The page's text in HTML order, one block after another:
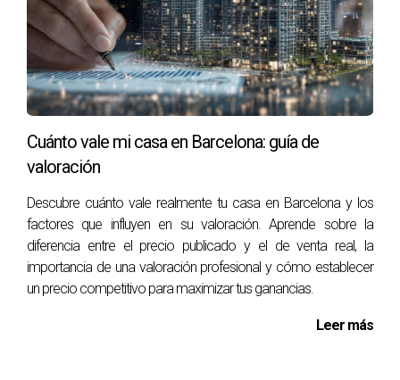
tu patrimonio.
Preguntas Frecuentes
¿Es necesario usar Idealista para vender mi
propiedad?
No necesariamente; aunque es una opción popular, hay
otras formas efectivas para promocionar tu propiedad sin
depender únicamente del portal.
¿Cómo puedo saber si mi precio es
competitivo?
Un agente inmobiliario puede proporcionarte un análisis
comparativo del mercado para ayudarte a establecer un
Cuánto vale mi casa en Barcelona: guía de
valoración
Descubre cuánto vale realmente tu casa en Barcelona y los
factores que influyen en su valoración. Aprende sobre la
diferencia entre el precio publicado y el de venta real, la
importancia de una valoración profesional y cómo establecer
un precio competitivo para maximizar tus ganancias.
Leer más